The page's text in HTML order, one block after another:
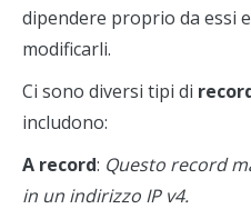
dipendere proprio da essi
modificarli.
Ci sono diversi tipi di
includono:
A record: Questo record
in un indirizzo IP v4.